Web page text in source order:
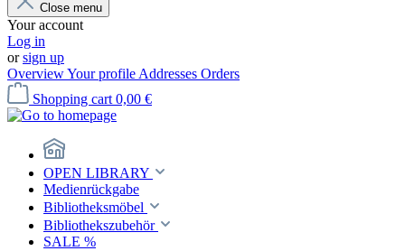
Close menu
Your account
Log in
orsign up
OverviewYour profile Addresses Orders
Shopping cart 0,00 €
OPEN LIBRARY
Medienrückgabe
Bibliotheksmöbel
Bibliothekszubehör
SALE %